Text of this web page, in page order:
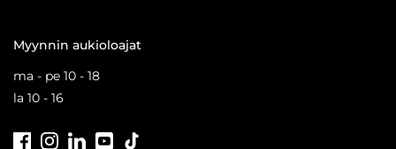
Myynnin aukioloajat
ma - pe 10 - 18
la 10 - 16
FacebookInstagramLinkedInYoutube